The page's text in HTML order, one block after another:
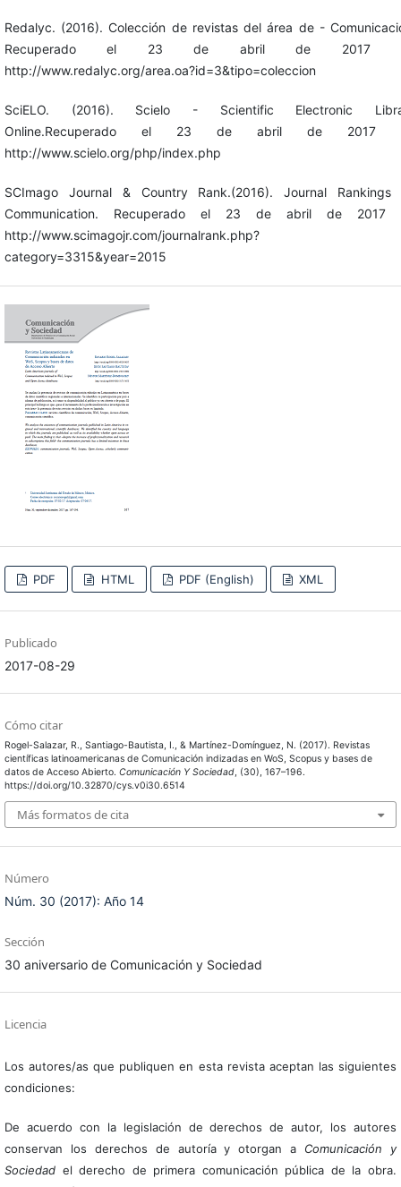
Redalyc. (2016). Colección de revistas del área de -
Recuperado el 23 de abril de 2017
http://www.redalyc.org/area.oa?id=3&tipo=coleccion
SciELO. (2016). Scielo - Scientific Electronic
Online.Recuperado el 23 de abril de 2017
http://www.scielo.org/php/index.php
SCImago Journal & Country Rank.(2016). Journal Rankings
Communication. Recuperado el 23 de abril de 2017
http://www.scimagojr.com/journalrank.php?
category=3315&year=2015
PDF HTML PDF (English) XML
Publicado
2017-08-29
Cómo citar
Rogel-Salazar, R., Santiago-Bautista, I., & Martínez-Domínguez, N. (2017). Revistas
científicas latinoamericanas de Comunicación indizadas en WoS, Scopus y bases de
datos de Acceso Abierto. Comunicación Y Sociedad, (30), 167–196.
https://doi.org/10.32870/cys.v0i30.6514
Más formatos de cita
Número
Núm. 30 (2017): Año 14
Sección
30 aniversario de Comunicación y Sociedad
Licencia
Los autores/as que publiquen en esta revista aceptan las siguientes
condiciones:
De acuerdo con la legislación de derechos de autor, los autores
conservan los derechos de autoría y otorgan a Comunicación y
Sociedadel derecho de primera comunicación pública de la obra.